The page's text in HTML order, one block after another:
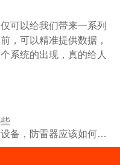
以给我们带来一系列
，可以精准提供数据，
系统的出现，真的给人
器应该如何选择？易造防雷